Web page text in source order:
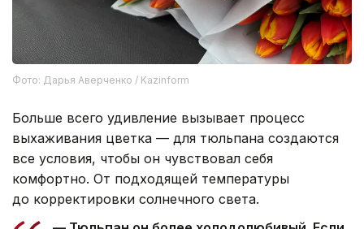
Фото: Дарья Аверченко / Kazinform
Больше всего удивление вызывает процесс
выхаживания цветка — для тюльпана создаются
все условия, чтобы он чувствовал себя
комфортно. От подходящей температуры
до корректировки солнечного света.